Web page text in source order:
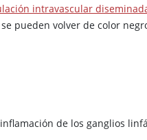
intravascular
pueden volver de color
de los ganglios